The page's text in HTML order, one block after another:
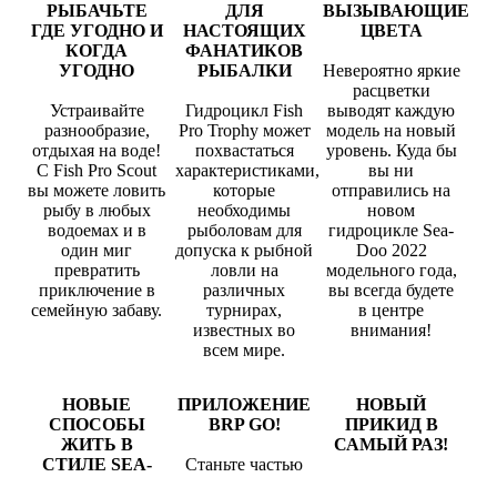
РЫБАЧЬТЕ
ГДЕ УГОДНО И
КОГДА
УГОДНО
Устраивайте
разнообразие,
отдыхая на воде!
С Fish Pro Scout
вы можете ловить
рыбу в любых
водоемах и в
один миг
превратить
приключение в
семейную забаву.
ДЛЯ
НАСТОЯЩИХ
ФАНАТИКОВ
РЫБАЛКИ
Гидроцикл Fish
Pro Trophy может
похвастаться
характеристиками,
которые
необходимы
рыболовам для
допуска к рыбной
ловли на
различных
турнирах,
известных во
всем мире.
ВЫЗЫВАЮЩИЕ
ЦВЕТА
Невероятно яркие
расцветки
выводят каждую
модель на новый
уровень. Куда бы
вы ни
отправились на
новом
гидроцикле Sea-
Doo 2022
модельного года,
вы всегда будете
в центре
внимания!
НОВЫЕ
СПОСОБЫ
ЖИТЬ В
СТИЛЕ SEA-
ПРИЛОЖЕНИЕ
BRP GO!
Станьте частью
НОВЫЙ
ПРИКИД В
САМЫЙ РАЗ!